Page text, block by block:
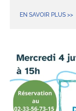
EN SAVOIR PLUS >>